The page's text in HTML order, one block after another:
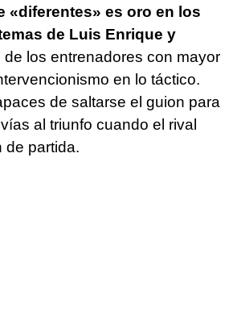
«diferentes» es oro en los
de Luis Enrique y
de los entrenadores con mayor
en lo táctico.
de saltarse el guion para
al triunfo cuando el rival
de partida.